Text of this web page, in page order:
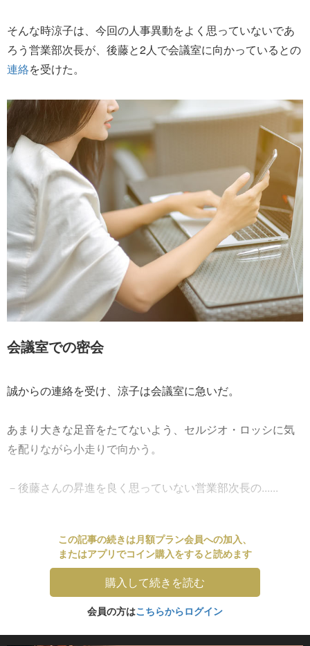
そんな時涼子は、今回の人事異動をよく思っていないであ
ろう営業部次長が、後藤と2人で会議室に向かっているとの
連絡を受けた。
会議室での密会
誠からの連絡を受け、涼子は会議室に急いだ。
あまり大きな足音をたてないよう、セルジオ・ロッシに気
を配りながら小走りで向かう。
－後藤さんの昇進を良く思っていない営業部次長の......
この記事の続きは月額プラン会員への加入、
またはアプリでコイン購入をすると読めます
購入して続きを読む
会員の方はこちらからログイン